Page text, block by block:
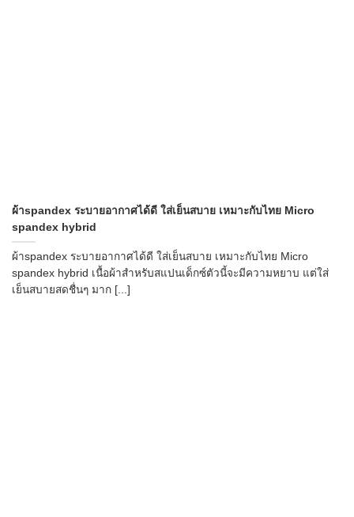
ผ้าspandex ระบายอากาศได้ดี ใส่เย็นสบาย เหมาะกับไทย Micro
spandex hybrid
ผ้าspandex ระบายอากาศได้ดี ใส่เย็นสบาย เหมาะกับไทย Micro
spandex hybrid เนื้อผ้าสำหรับสแปนเด็กซ์ตัวนี้จะมีความหยาบ แต่ใส่
เย็นสบายสดชื่นๆ มาก [...]